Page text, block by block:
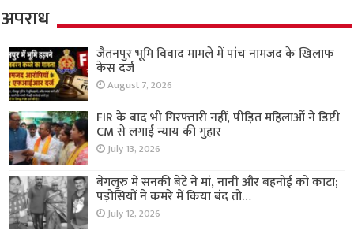
अपराध
जैतनपुर भूमि विवाद मामले में पांच नामजद के खिलाफ
केस दर्ज
August 7, 2026
FIR के बाद भी गिरफ्तारी नहीं, पीड़ित महिलाओं ने डिप्टी
CM से लगाई न्याय की गुहार
July 13, 2026
बेंगलुरु में सनकी बेटे ने मां, नानी और बहनोई को काटा;
पड़ोसियों ने कमरे में किया बंद तो…
July 12, 2026